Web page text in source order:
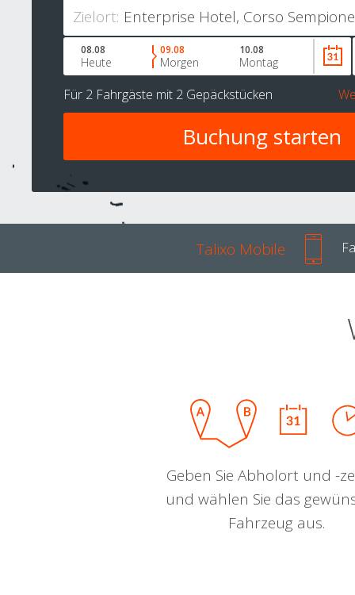
Zielort:
08.08
Heute
09.08
Morgen
10.08
Montag
Für 2 Fahrgäste mit 2 Gepäckstücken
Talixo Mobile
Geben Sie Abholort und -
und wählen Sie das
Fahrzeug aus.